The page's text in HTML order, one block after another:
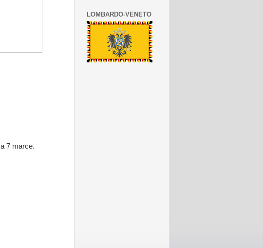
7 marce.
LOMBARDO-VENETO